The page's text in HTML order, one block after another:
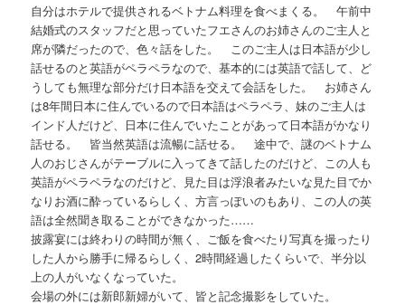
自分はホテルで提供されるベトナム料理を食べまくる。 午前中
結婚式のスタッフだと思っていたフエさんのお姉さんのご主人と
席が隣だったので、色々話をした。 このご主人は日本語が少し
話せるのと英語がペラペラなので、基本的には英語で話して、ど
うしても無理な部分だけ日本語を交えて会話をした。 お姉さん
は8年間日本に住んでいるので日本語はペラペラ、妹のご主人は
インド人だけど、日本に住んでいたことがあって日本語がかなり
話せる。 皆当然英語は流暢に話せる。 途中で、謎のベトナム
人のおじさんがテーブルに入ってきて話したのだけど、この人も
英語がペラペラなのだけど、見た目は浮浪者みたいな見た目でか
なりお酒に酔っているらしく、方言っぽいのもあり、この人の英
語は全然聞き取ることができなかった……
披露宴には終わりの時間が無く、ご飯を食べたり写真を撮ったり
した人から勝手に帰るらしく、2時間経過したくらいで、半分以
上の人がいなくなっていた。
会場の外には新郎新婦がいて、皆と記念撮影をしていた。